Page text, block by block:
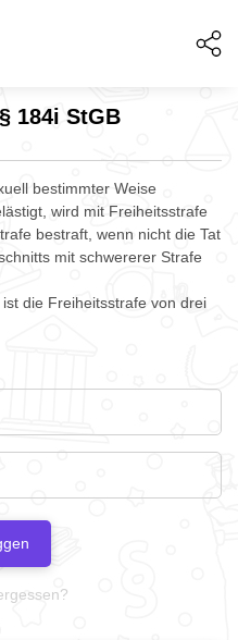
184i StGB
bestimmter Weise
wird mit Freiheitsstrafe
bestraft, wenn nicht die Tat
mit schwererer Strafe
die Freiheitsstrafe von drei